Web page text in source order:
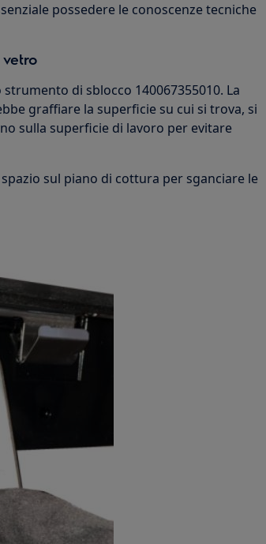
possedere le conoscenze tecniche
di sblocco 140067355010. La
graffiare la superficie su cui si trova, si
sulla superficie di lavoro per evitare
sul piano di cottura per sganciare le